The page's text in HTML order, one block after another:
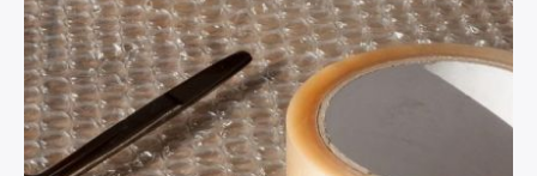
Finance
France
High-Tech
Insolite